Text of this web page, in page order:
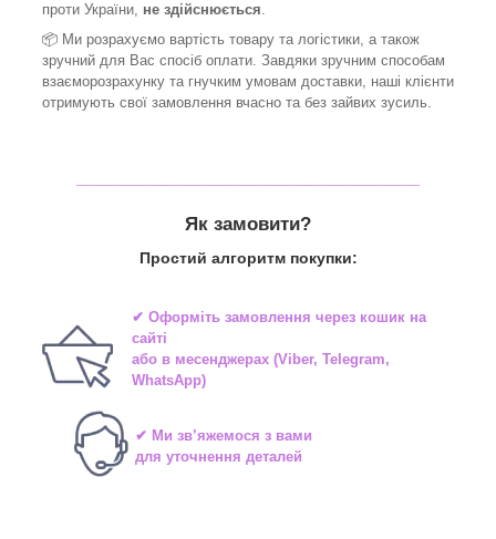
проти України, не здійснюється.
📦 Ми розрахуємо вартість товару та логістики, а також
зручний для Вас спосіб оплати. Завдяки зручним способам
взаєморозрахунку та гнучким умовам доставки, наші клієнти
отримують свої замовлення вчасно та без зайвих зусиль.
Як замовити?
Простий алгоритм покупки:
✔ Оформіть замовлення через кошик на
сайті
або в месенджерах(Viber, Telegram,
WhatsApp)
✔ Ми зв’яжемося з вами
для уточнення деталей